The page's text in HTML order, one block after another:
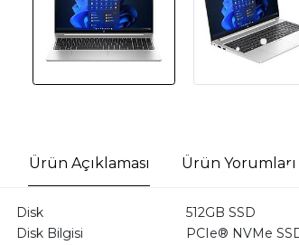
Ürün Açıklaması Ürün Yorumları
Disk
512GB SSD
Disk Bilgisi
PCIe® NVMe